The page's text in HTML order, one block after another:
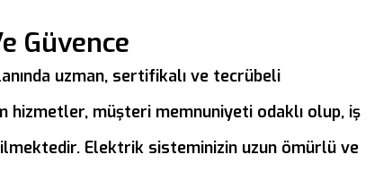
Güvence
uzman, sertifikalı ve tecrübeli
müşteri memnuniyeti odaklı olup, iş
Elektrik sisteminizin uzun ömürlü ve